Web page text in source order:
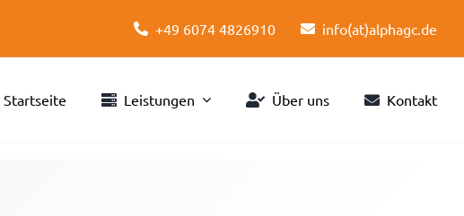
+49 6074 4826910 info(at)alphagc.de
Startseite Leistungen Über uns Kontakt